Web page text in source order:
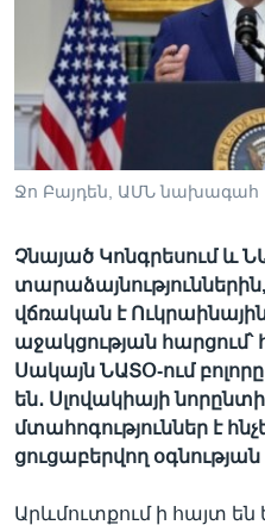
Լեզուներ
Ջո Բայդեն, ԱՄՆ նախագահ
Չնայած Կոնգրեսում և
վճռական է
աջակցության հարցում՝
Սակայն ՆԱՏՕ-ում բոլորը
են․ Սլովակիայի
մտահոգություններ է
ցուցաբերվող
Արևմուտքում ի հայտ են